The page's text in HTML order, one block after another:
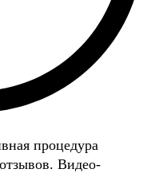
процедура
Видео-